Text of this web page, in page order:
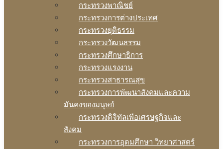
กระทรวงพาณิชย์
กระทรวงการต่างประเทศ
กระทรวงยุติธรรม
กระทรวงวัฒนธรรม
กระทรวงศึกษาธิการ
กระทรวงแรงงาน
กระทรวงสาธารณสุข
กระทรวงการพัฒนาสังคมและความ
มันคงของมนุษย์
กระทรวงดิจิทัลเพือเศรษฐกิจและ
สังคม
กระทรวงการอุดมศึกษา วิทยาศาสตร์